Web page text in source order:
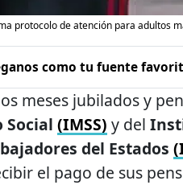
protocolo de atención para adultos
como tu fuente
meses jubilados y
Social (IMSS) y del
del Estados
el pago de sus